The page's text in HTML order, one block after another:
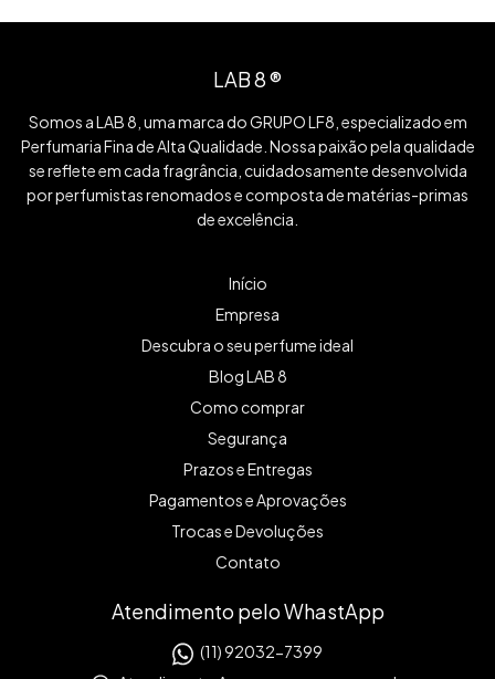
LAB 8 ®
Somos a LAB 8, uma marca do GRUPO LF8, especializado em
Perfumaria Fina de Alta Qualidade. Nossa paixão pela qualidade
se reflete em cada fragrância, cuidadosamente desenvolvida
por perfumistas renomados e composta de matérias-primas
de excelência.
Início
Empresa
Descubra o seu perfume ideal
Blog LAB 8
Como comprar
Segurança
Prazos e Entregas
Pagamentos e Aprovações
Trocas e Devoluções
Contato
Atendimento pelo WhastApp
(11) 92032-7399